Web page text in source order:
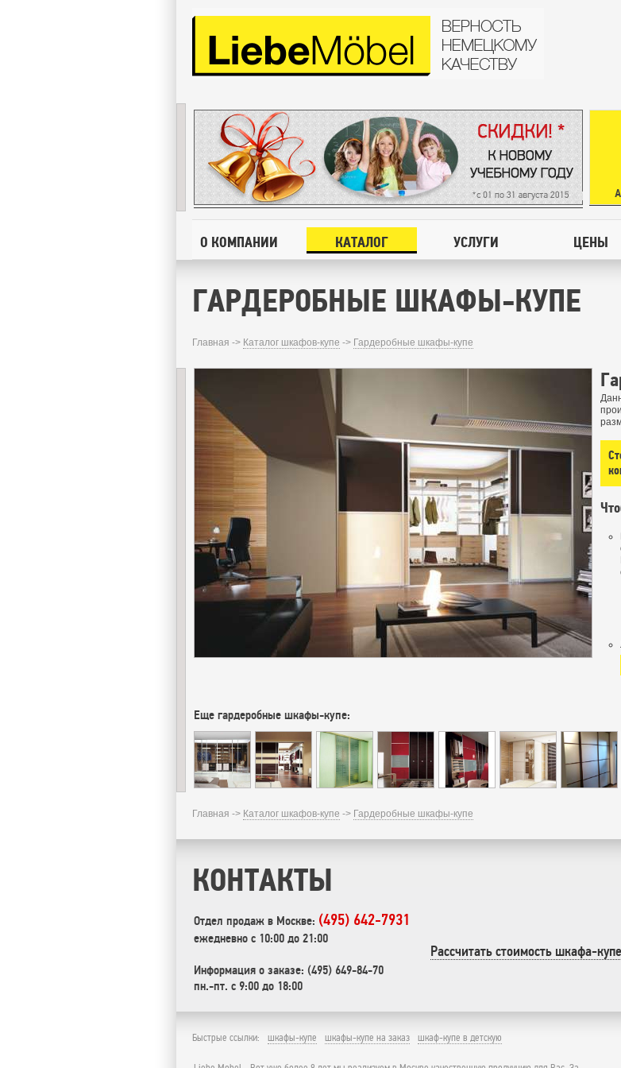
О КОМПАНИИ КАТАЛОГ УСЛУГИ ЦЕНЫ
ГАРДЕРОБНЫЕ ШКАФЫ-КУПЕ
Главная -> Каталог шкафов-купе -> Гардеробные шкафы-купе
Еще гардеробные шкафы-купе:
Главная -> Каталог шкафов-купе -> Гардеробные шкафы-купе
КОНТАКТЫ
Отдел продаж в Москве: (495) 642-7931
ежедневно с 10:00 до 21:00
Информация о заказе: (495) 649-84-70
пн.-пт. с 9:00 до 18:00
Рассчитать стоимость шкафа-купе
Быстрые ссылки: шкафы-купе шкафы-купе на заказ шкаф-купе в детскую